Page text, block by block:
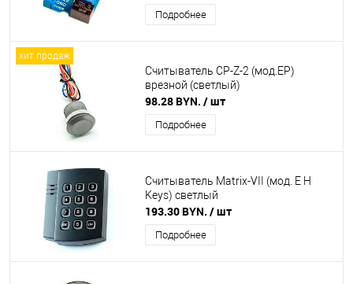
Подробнее
хит продаж
Считыватель CP-Z-2 (мод.ЕP)
врезной (светлый)
98.28 BYN. / шт
Подробнее
Считыватель Matrix-VII (мод. E H
Keys) светлый
193.30 BYN. / шт
Подробнее